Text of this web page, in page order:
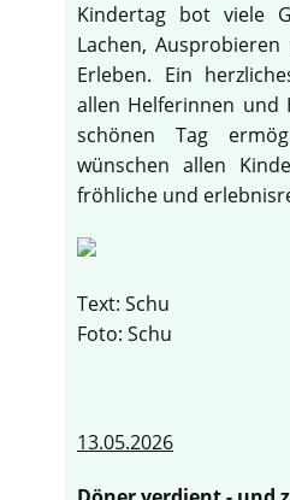
Kindertag bot viele
Lachen,
Erleben. Ein
allen Helferinnen und
schönen Tag
wünschen allen
fröhliche und
Text: Schu
Foto: Schu
13.05.2026